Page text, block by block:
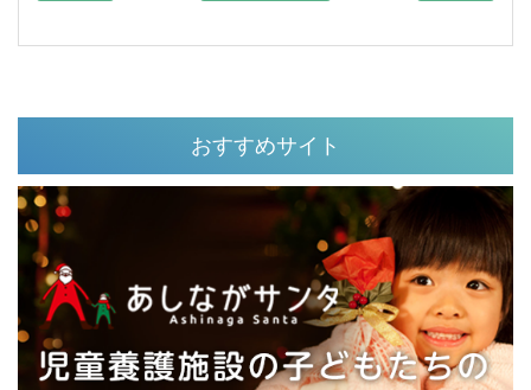
おすすめサイト